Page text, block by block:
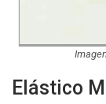
Elástico